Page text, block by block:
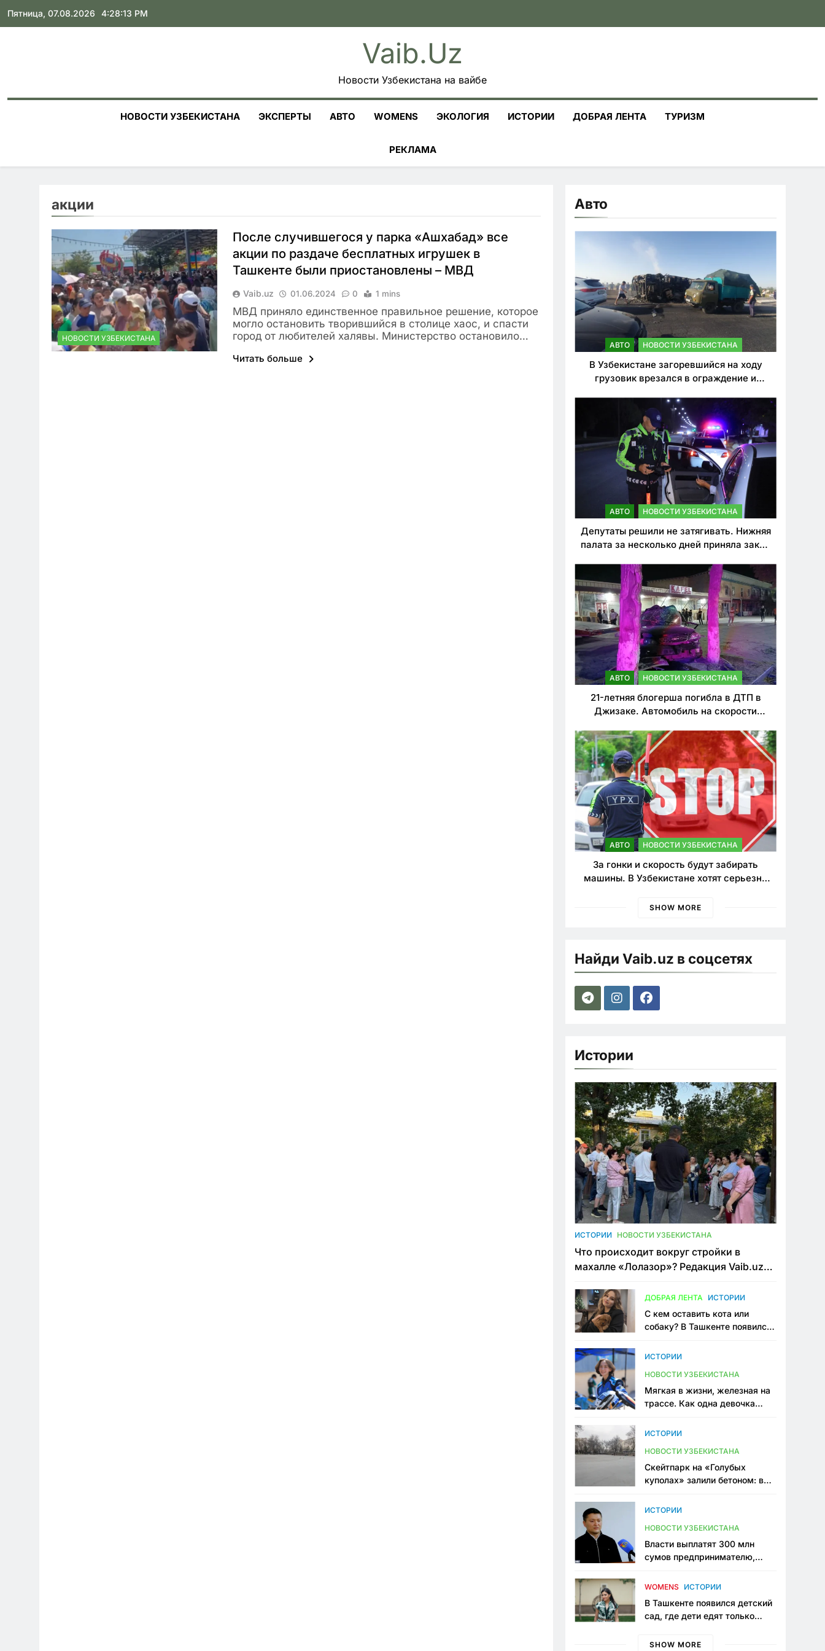
Skip
Пятница, 07.08.2026 4:28:14 PM
Vaib.uz
Новости Узбекистана на вайбе
НОВОСТИ УЗБЕКИСТАНА ЭКСПЕРТЫ АВТО WOMENS ЭКОЛОГИЯ ИСТОРИИ ДОБРАЯ ЛЕНТА ТУРИЗМ
РЕКЛАМА
акции
НОВОСТИ УЗБЕКИСТАНА
После случившегося у парка «Ашхабад» все
акции по раздаче бесплатных игрушек в
Ташкенте были приостановлены – МВД
Vaib.uz 01.06.2024 0 1 mins
МВД приняло единственное правильное решение, которое
могло остановить творившийся в столице хаос, и спасти
город от любителей халявы. Министерство остановило…
Читать больше
Авто
АВТО НОВОСТИ УЗБЕКИСТАНА
В Узбекистане загоревшийся на ходу
грузовик врезался в ограждение и
АВТО НОВОСТИ УЗБЕКИСТАНА
Депутаты решили не затягивать. Нижняя
палата за несколько дней приняла закон
нарушителей ПДД
АВТО НОВОСТИ УЗБЕКИСТАНА
21-летняя блогерша погибла в ДТП в
Джизаке. Автомобиль на скорости
АВТО НОВОСТИ УЗБЕКИСТАНА
За гонки и скорость будут забирать
машины. В Узбекистане хотят серьезно
SHOW MORE
Найди Vaib.uz в соцсетях
Истории
ИСТОРИИ НОВОСТИ УЗБЕКИСТАНА
Что происходит вокруг стройки в
махалле «Лолазор»? Редакция Vaib.uz
конфликта
ДОБРАЯ ЛЕНТА ИСТОРИИ
С кем оставить кота или
собаку? В Ташкенте появился
ИСТОРИИ
НОВОСТИ УЗБЕКИСТАНА
Мягкая в жизни, железная на
трассе. Как одна девочка
Узбекистане
ИСТОРИИ
НОВОСТИ УЗБЕКИСТАНА
Скейтпарк на «Голубых
куполах» залили бетоном: в
одно общественное
ИСТОРИИ
НОВОСТИ УЗБЕКИСТАНА
Власти выплатят 300 млн
сумов предпринимателю,
тюрьме по незаконному
WOMENS ИСТОРИИ
В Ташкенте появился детский
сад, где дети едят только
мама, которая устала просить
SHOW MORE